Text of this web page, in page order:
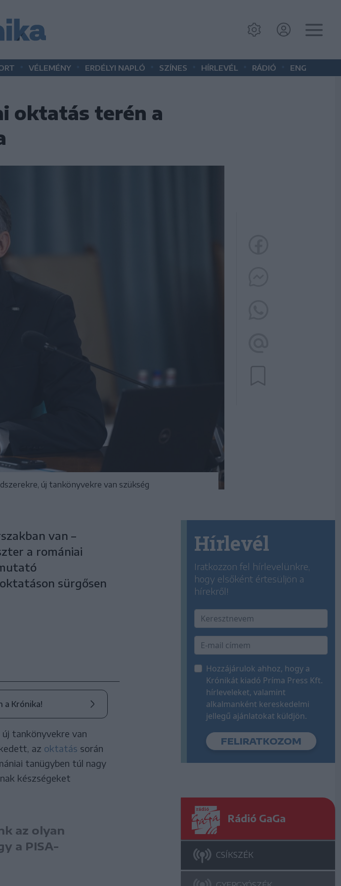
VÉLEMÉNY ERDÉLYI NAPLÓ SZÍNES HÍRLEVÉL RÁDIÓ ENG
oktatás terén a
új tankönyvekre van szükség
van –
a romániai
sürgősen
a Krónika!
tankönyvekre van
az oktatás során
tanügyben túl nagy
készségeket
az olyan
a PISA-
Hírlevél
Iratkozzon fel hírlevelünkre,
hogy elsőként értesüljön a
hírekről!
Hozzájárulok ahhoz, hogy a
Krónikát kiadó Príma Press Kft.
hírleveleket, valamint
alkalmanként kereskedelmi
jellegű ajánlatokat küldjön.
Rádió GaGa
CSÍKSZÉK